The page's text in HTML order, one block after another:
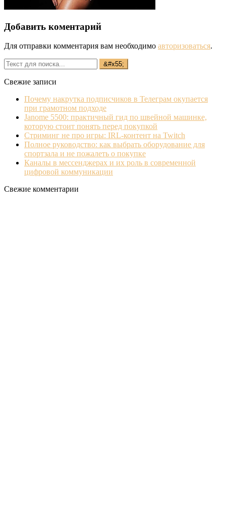
Добавить коментарий
Для отправки комментария вам необходимо авторизоваться.
Свежие записи
Почему накрутка подписчиков в Телеграм окупается
при грамотном подходе
Janome 5500: практичный гид по швейной машинке,
которую стоит понять перед покупкой
Стриминг не про игры: IRL‐контент на Twitch
Полное руководство: как выбрать оборудование для
спортзала и не пожалеть о покупке
Каналы в мессенджерах и их роль в современной
цифровой коммуникации
Свежие комментарии